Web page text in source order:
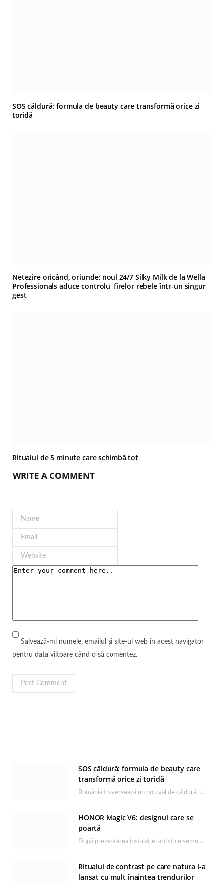
SOS căldură: formula de beauty care transformă orice zi
toridă
Netezire oricând, oriunde: noul 24/7 Silky Milk de la Wella
Professionals aduce controlul firelor rebele într-un singur
gest
Ritualul de 5 minute care schimbă tot
WRITE A COMMENT
Salvează-mi numele, emailul și site-ul web în acest navigator
pentru data viitoare când o să comentez.
SOS căldură: formula de beauty care
transformă orice zi toridă
România traversează un nou val de căldură, iar rutina de îngrijire capătă un rol esențial…
HONOR Magic V6: designul care se
poartă
După prezentarea instalației artistice semnată de Catrinel Săbăciag în cadrul evenimentului de lansare HONOR Magic…
Ritualul de contrast pe care natura l-a
lansat cu mult înaintea trendurilor